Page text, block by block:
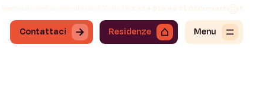
Aperti dal lunedì al venerdì dalle 8:30 alle 19:30+34 919 49 91 68Contatti It
Contattaci Residenze Menu